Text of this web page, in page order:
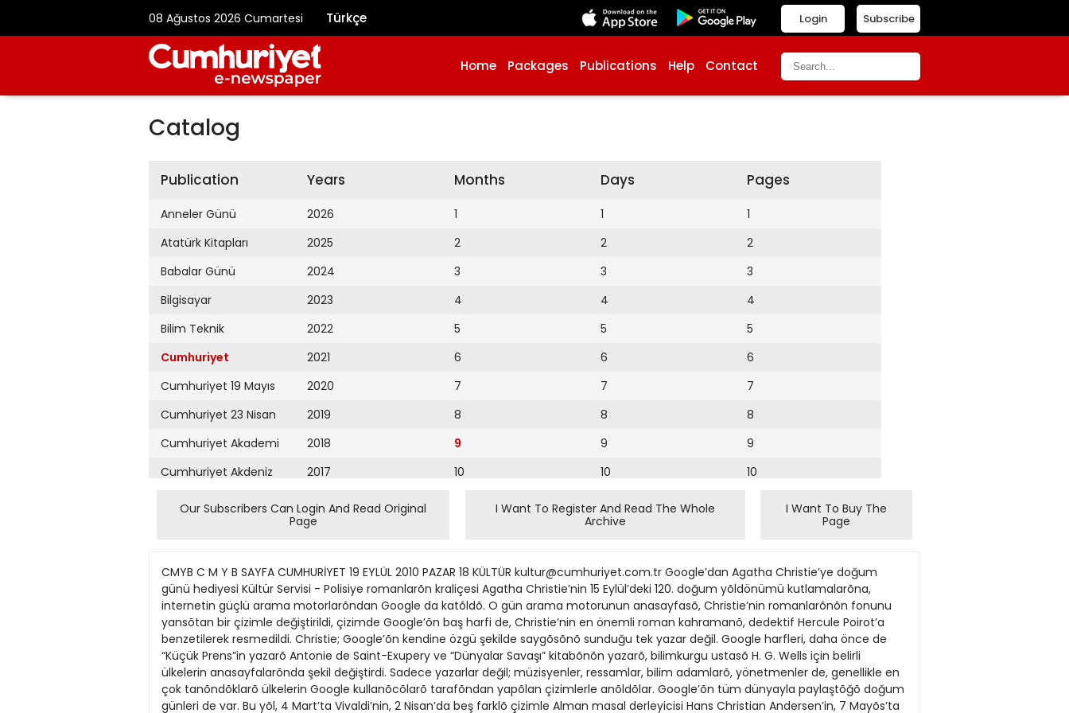
08 Ağustos 2026 Cumartesi Türkçe Subscribe
Login
Home Packages Publications Help Contact
Catalog
Publication
Anneler Günü
Atatürk Kitapları
Babalar Günü
Bilgisayar
Bilim Teknik
Cumhuriyet
Cumhuriyet 19 Mayıs
Cumhuriyet 23 Nisan
Cumhuriyet Akademi
Cumhuriyet Akdeniz
Cumhuriyet Alışveriş
Cumhuriyet Ankara
Cumhuriyet Büyük
Taaruz
Cumhuriyet
Cumartesi
Cumhuriyet Çevre
Years
2026
2025
2024
2023
2022
2021
2020
2019
2018
2017
2016
2015
2013
2012
2011
2010
2009
Months
1
2
3
4
5
6
7
8
9
10
Days
1
2
3
4
5
6
7
8
9
10
11
12
14
15
16
17
18
Pages
1
2
3
4
5
6
7
8
9
10
14
15
16
17
18
Our Subscribers Can Login And Read Original
Page
I Want To Register And Read The Whole
Archive
I Want To Buy The
Page
CMYB C M Y B SAYFA CUMHURİYET 19 EYLÜL 2010 PAZAR 18 KÜLTÜR kultur@cumhuriyet.com.tr Google’dan Agatha Christie’ye doğum
günü hediyesi Kültür Servisi - Polisiye romanlarõn kraliçesi Agatha Christie’nin 15 Eylül’deki 120. doğum yõldönümü kutlamalarõna,
internetin güçlü arama motorlarõndan Google da katõldõ. O gün arama motorunun anasayfasõ, Christie’nin romanlarõnõn fonunu
yansõtan bir çizimle değiştirildi, çizimde Google’õn baş harfi de, Christie’nin en önemli roman kahramanõ, dedektif Hercule Poirot’a
benzetilerek resmedildi. Christie; Google’õn kendine özgü şekilde saygõsõnõ sunduğu tek yazar değil. Google harfleri, daha önce de
“Küçük Prens”in yazarõ Antonie de Saint-Exupery ve “Dünyalar Savaşı” kitabõnõn yazarõ, bilimkurgu ustasõ H. G. Wells için belirli
ülkelerin anasayfalarõnda şekil değiştirdi. Sadece yazarlar değil; müzisyenler, ressamlar, bilim adamlarõ, yönetmenler de, genellikle en
çok tanõndõklarõ ülkelerin Google kullanõcõlarõ tarafõndan yapõlan çizimlerle anõldõlar. Google’õn tüm dünyayla paylaştõğõ doğum
günleri de var. Bu yõl, 4 Mart’ta Vivaldi’nin, 2 Nisan’da beş farklõ çizimle Alman masal derleyicisi Hans Christian Andersen’in, 7 Mayõs’ta